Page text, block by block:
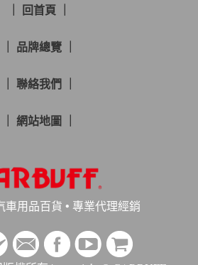
｜ 回首頁 ｜
｜ 品牌總覽 ｜
｜ 聯絡我們 ｜
｜ 網站地圖 ｜
車用品百貨 • 專業代理經銷